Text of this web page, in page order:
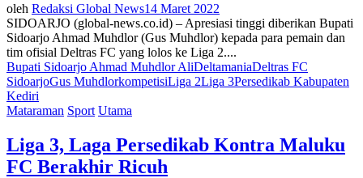
oleh Redaksi Global News14 Maret 2022
SIDOARJO (global-news.co.id) – Apresiasi tinggi diberikan Bupati
Sidoarjo Ahmad Muhdlor (Gus Muhdlor) kepada para pemain dan
tim ofisial Deltras FC yang lolos ke Liga 2....
Bupati Sidoarjo Ahmad Muhdlor AliDeltamaniaDeltras FC
SidoarjoGus MuhdlorkompetisiLiga 2Liga 3Persedikab Kabupaten
Kediri
Mataraman Sport Utama
Liga 3, Laga Persedikab Kontra Maluku
FC Berakhir Ricuh